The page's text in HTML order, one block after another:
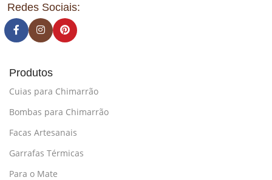
Redes Sociais:
Produtos
Cuias para Chimarrão
Bombas para Chimarrão
Facas Artesanais
Garrafas Térmicas
Para o Mate